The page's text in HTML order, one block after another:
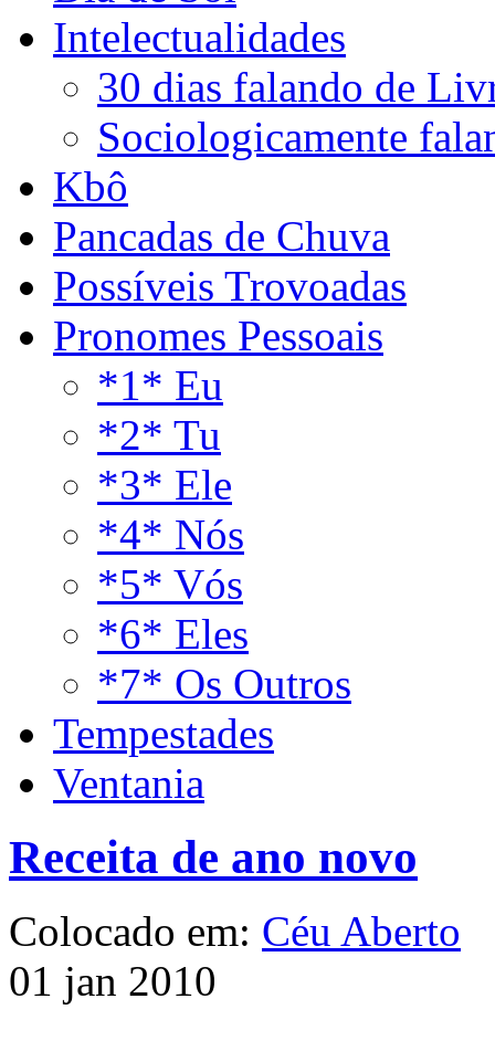
Intelectualidades
30 dias falando de
Sociologicamente
Kbô
Pancadas de Chuva
Possíveis Trovoadas
Pronomes Pessoais
*1* Eu
*2* Tu
*3* Ele
*4* Nós
*5* Vós
*6* Eles
*7* Os Outros
Tempestades
Ventania
Receita de ano novo
Colocado em: Céu Aberto
01 jan 2010